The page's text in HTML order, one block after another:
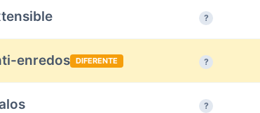
?
enredos DIFERENTE ?
?